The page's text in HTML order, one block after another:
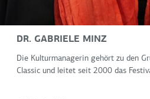
DR. GABRIELE MINZ
Die Kulturmanagerin gehört zu den
Classic und leitet seit 2000 das